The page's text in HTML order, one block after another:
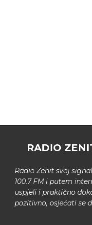
RADIO
Radio Zenit svoj
100.7 FM i putem
uspjeli i praktično
pozitivno, osjećati se